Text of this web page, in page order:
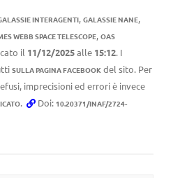
INTERAGENTI, GALASSIE NANE,
WEBB SPACE TELESCOPE, OAS
il 11/12/2025alle 15:12. I
SULLA PAGINA FACEBOOK del sito. Per
imprecisioni ed errori è invece
. Doi: 10.20371/INAF/2724-